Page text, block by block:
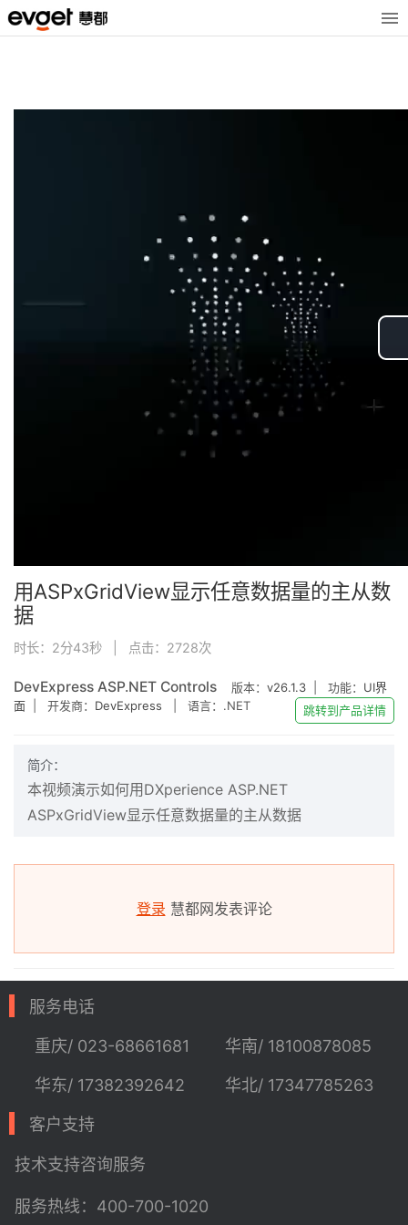
用ASPxGridView显示任意数据量的主从数
据
时长：2分43秒 | 点击： 2728次
DevExpress ASP.NET Controls 版本： v26.1.3 | 功能： UI界
面 | 开发商： DevExpress | 语言：.NET 跳转到产品详情
简介：
本视频演示如何用DXperience ASP.NET
ASPxGridView显示任意数据量的主从数据
登录 慧都网发表评论
服务电话
重庆/ 023-68661681
华东/ 17382392642
华南/ 18100878085
华北/ 17347785263
客户支持
技术支持咨询服务
服务热线：400-700-1020